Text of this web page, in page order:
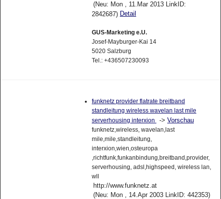
(Neu: Mon , 11.Mar 2013 LinkID:
2842687) Detail
GUS-Marketing e.U.
Josef-Mayburger-Kai 14
5020 Salzburg
Tel.: +436507230093
funknetz provider flatrate breitband
standleitung wireless wavelan last mile
serverhousing interxion
-> Vorschau
funknetz,wireless, wavelan,last
mile,mile,standleitung,
interxion,wien,osteuropa
,richtfunk,funkanbindung,breitband,provider,
serverhousing, adsl,highspeed, wireless lan,
wll
http://www.funknetz.at
(Neu: Mon , 14.Apr 2003 LinkID: 442353)